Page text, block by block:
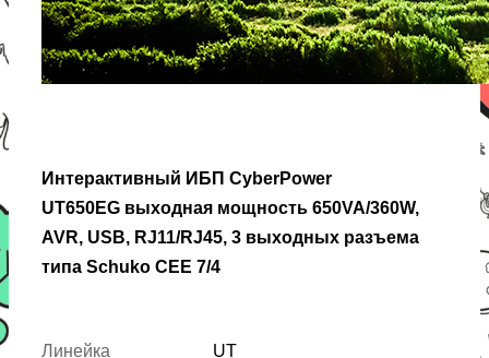
Интерактивный ИБП CyberPower
UT650EG выходная мощность 650VA/360W,
AVR, USB, RJ11/RJ45, 3 выходных разъема
типа Schuko CEE 7/4
Линейка UT